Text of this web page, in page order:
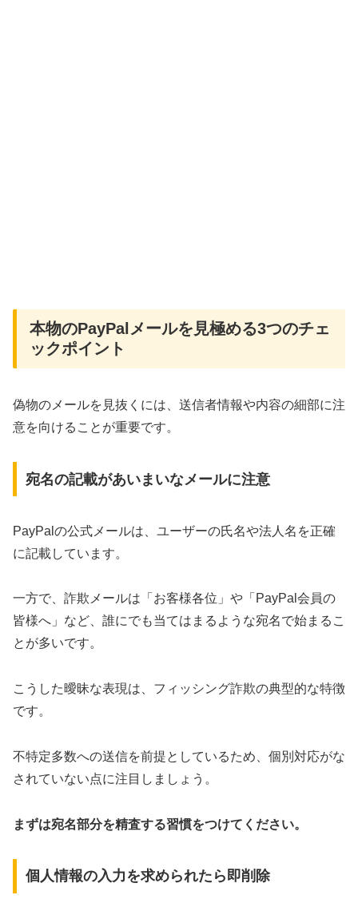
本物のPayPalメールを見極める3つのチェ
ックポイント
偽物のメールを見抜くには、送信者情報や内容の細部に注
意を向けることが重要です。
宛名の記載があいまいなメールに注意
PayPalの公式メールは、ユーザーの氏名や法人名を正確
に記載しています。
一方で、詐欺メールは「お客様各位」や「PayPal会員の
皆様へ」など、誰にでも当てはまるような宛名で始まるこ
とが多いです。
こうした曖昧な表現は、フィッシング詐欺の典型的な特徴
です。
不特定多数への送信を前提としているため、個別対応がな
されていない点に注目しましょう。
まずは宛名部分を精査する習慣をつけてください。
個人情報の入力を求められたら即削除